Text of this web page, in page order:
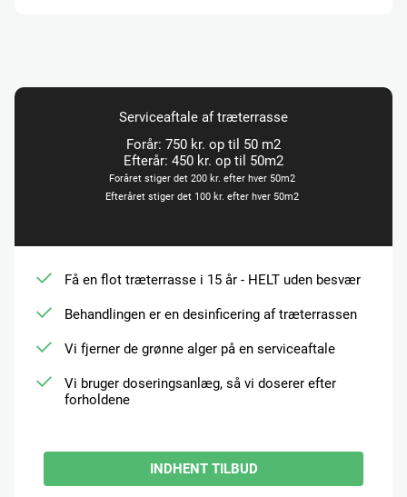
Serviceaftale af træterrasse
Forår: 750 kr. op til 50 m2
Efterår: 450 kr. op til 50m2
Foråret stiger det 200 kr. efter hver 50m2
Efteråret stiger det 100 kr. efter hver 50m2
Få en flot træterrasse i 15 år - HELT uden besvær
Behandlingen er en desinficering af træterrassen
Vi fjerner de grønne alger på en serviceaftale
Vi bruger doseringsanlæg, så vi doserer efter
forholdene
INDHENT TILBUD